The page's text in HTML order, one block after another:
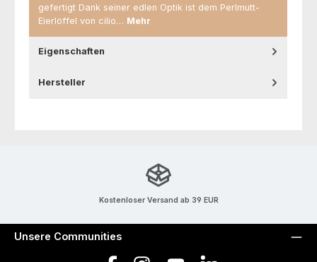
gefertigt Dank seiner edlen Optik ist dem Perlmutt-
Eierlöffel von cilio… Mehr
Eigenschaften
Hersteller
Kostenloser Versand ab 39 EUR
Unsere Communities